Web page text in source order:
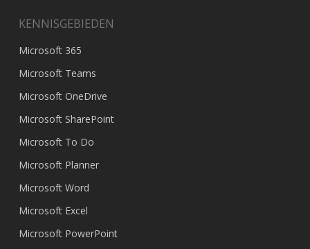
KENNISGEBIEDEN
Microsoft 365
Microsoft Teams
Microsoft OneDrive
Microsoft SharePoint
Microsoft To Do
Microsoft Planner
Microsoft Word
Microsoft Excel
Microsoft PowerPoint